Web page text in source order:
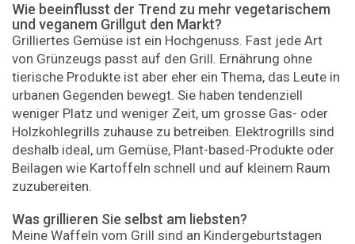
Wie beeinflusst der Trend zu mehr vegetarischem
und veganem Grillgut den Markt?
Grilliertes Gemüse ist ein Hochgenuss. Fast jede Art
von Grünzeugs passt auf den Grill. Ernährung ohne
tierische Produkte ist aber eher ein Thema, das Leute in
urbanen Gegenden bewegt. Sie haben tendenziell
weniger Platz und weniger Zeit, um grosse Gas- oder
Holzkohlegrills zuhause zu betreiben. Elektrogrills sind
deshalb ideal, um Gemüse, Plant-based-Produkte oder
Beilagen wie Kartoffeln schnell und auf kleinem Raum
zuzubereiten.
Was grillieren Sie selbst am liebsten?
Meine Waffeln vom Grill sind an Kindergeburtstagen